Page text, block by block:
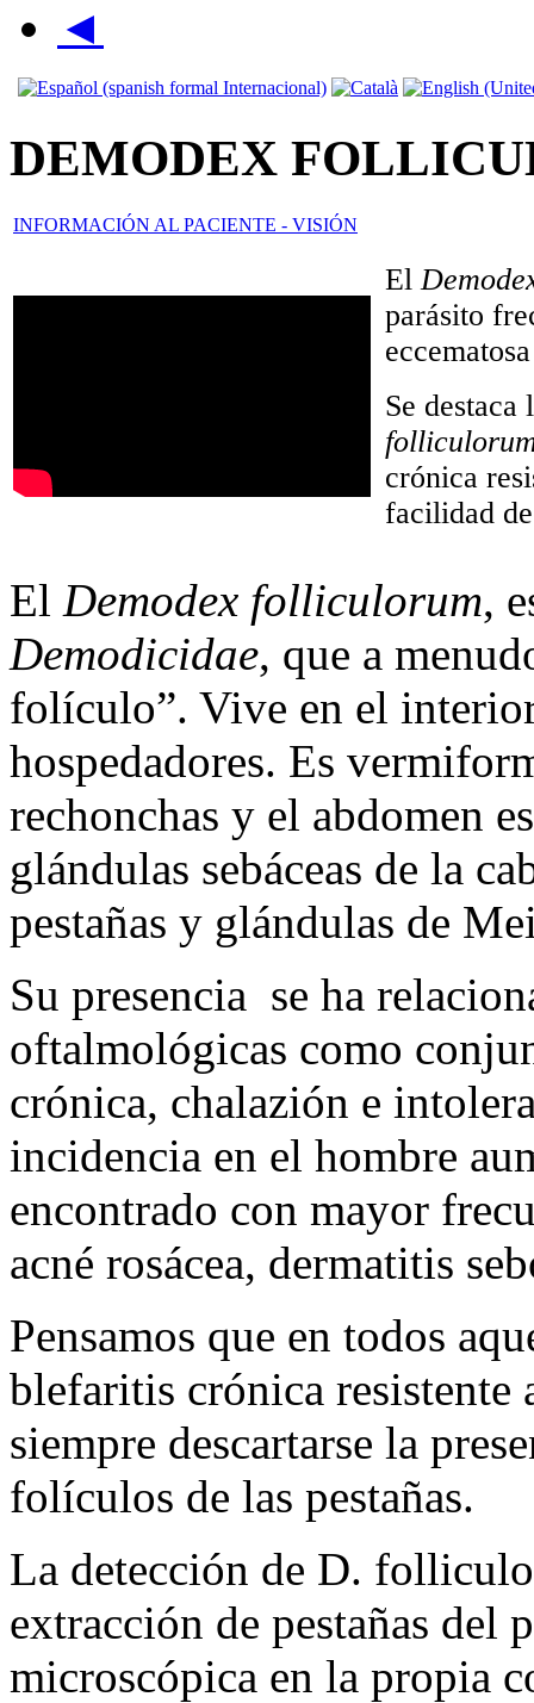
◄
DEMODEX
INFORMACIÓN AL PACIENTE - VISIÓN
El
parásito
Se
crónica
facilidad
El Demodex folliculorum,
Demodicidae, que a
folículo”. Vive en el
hospedadores. Es
rechonchas y el abdomen
glándulas sebáceas de la
pestañas y glándulas de
Su presencia se ha
oftalmológicas como
crónica, chalazión e
incidencia en el hombre
encontrado con mayor
acné rosácea, dermatitis
Pensamos que en todos
blefaritis crónica resistente
siempre descartarse la
folículos de las pestañas.
La detección de D.
extracción de pestañas del
microscópica en la propia